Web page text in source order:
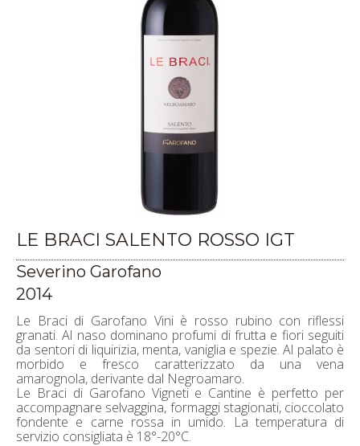
LE BRACI SALENTO ROSSO IGT
Severino Garofano
2014
Le Braci di Garofano Vini è rosso rubino con riflessi
granati. Al naso dominano profumi di frutta e fiori seguiti
da sentori di liquirizia, menta, vaniglia e spezie. Al palato è
morbido e fresco caratterizzato da una vena
amarognola, derivante dal Negroamaro.
Le Braci di Garofano Vigneti e Cantine è perfetto per
accompagnare selvaggina, formaggi stagionati, cioccolato
fondente e carne rossa in umido. La temperatura di
servizio consigliata è 18°-20°C.